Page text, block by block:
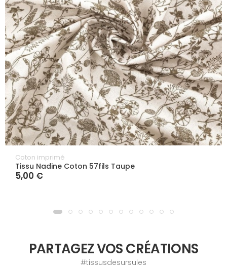
Coton imprimé
Tissu Nadine Coton 57fils Taupe
5,00 €
PARTAGEZ VOS CRÉATIONS
#tissusdesursules